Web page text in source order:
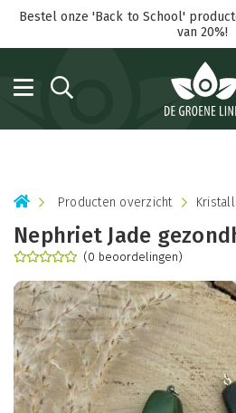
Bestel onze 'Back to School'
van 20%!
Producten overzicht
Nephriet Jade
(0 beoordelingen)